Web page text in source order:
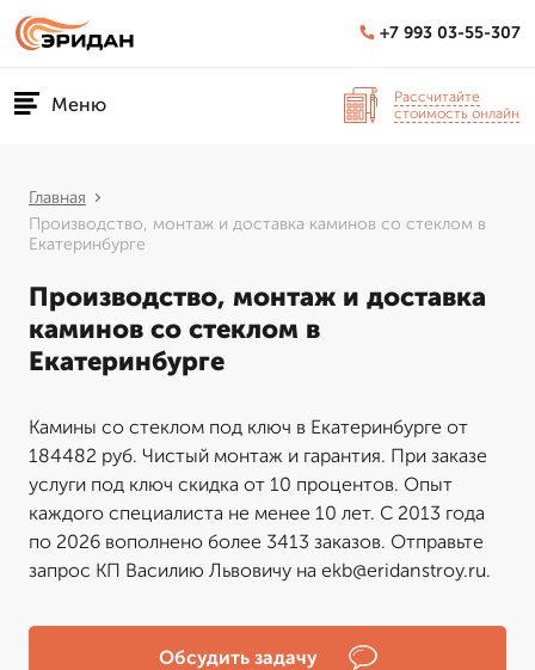
+7 993 03-55-307
Меню
Рассчитайте
стоимость онлайн
Главная
Производство, монтаж и доставка каминов со стеклом в
Екатеринбурге
Производство, монтаж и доставка
каминов со стеклом в
Екатеринбурге
Камины со стеклом под ключ в Екатеринбурге от
184482 руб. Чистый монтаж и гарантия. При заказе
услуги под ключ скидка от 10 процентов. Опыт
каждого специалиста не менее 10 лет. С 2013 года
по 2026 вополнено более 3413 заказов. Отправьте
запрос КП Василию Львовичу на ekb@eridanstroy.ru.
Обсудить задачу